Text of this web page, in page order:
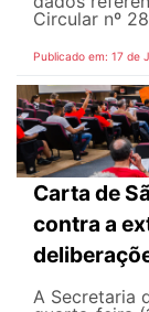
Circular nº
Publicado em: 17 de
Carta de
contra a
A Secretaria